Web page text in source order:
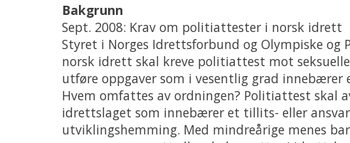
Bakgrunn
Sept. 2008: Krav om politiattester i norsk idrett
Styret i Norges Idrettsforbund og Olympiske og
norsk idrett skal kreve politiattest mot
utføre oppgaver som i vesentlig grad
Hvem omfattes av ordningen? Politiattest skal
idrettslaget som innebærer et tillits- eller
utviklingshemming. Med mindreårige menes